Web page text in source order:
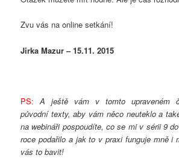
Zvu vás na online setkání!
Jirka Mazur – 15.11. 2015
PS: A ještě vám v tomto upraveném
původní texty, aby vám něco neuteklo a
na webináři pospoudíte, co se mi v sérii 9
roce podařilo a jak to v praxi funguje mně i
vás to bavit!